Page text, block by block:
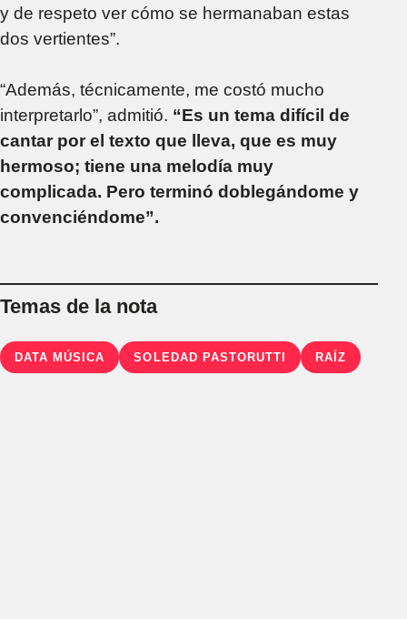
y de respeto ver cómo se hermanaban estas
dos vertientes”.
“Además, técnicamente, me costó mucho
interpretarlo”, admitió. “Es un tema difícil de
cantar por el texto que lleva, que es muy
hermoso; tiene una melodía muy
complicada. Pero terminó doblegándome y
convenciéndome”.
Temas de la nota
DATA MÚSICA SOLEDAD PASTORUTTI RAÍZ